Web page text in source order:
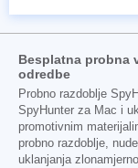
Besplatna probna
odredbe
Probno razdoblje
SpyHunter za Mac i
promotivnim
probno razdoblje,
uklanjanja